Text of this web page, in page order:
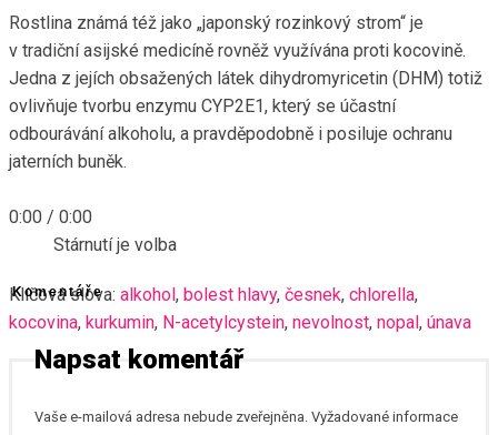
Rostlina známá též jako „japonský rozinkový strom“ je
v tradiční asijské medicíně rovněž využívána proti kocovině.
Jedna z jejích obsažených látek dihydromyricetin (DHM) totiž
ovlivňuje tvorbu enzymu CYP2E1, který se účastní
odbourávání alkoholu, a pravděpodobně i posiluje ochranu
jaterních buněk.
0:00 / 0:00
Stárnutí je volba
Klíčová slova: alkohol , bolest hlavy, česnek, chlorella,
kocovina, kurkumin, N-acetylcystein, nevolnost, nopal , únava
Komentáře
Napsat komentář
Vaše e-mailová adresa nebude zveřejněna. Vyžadované informace